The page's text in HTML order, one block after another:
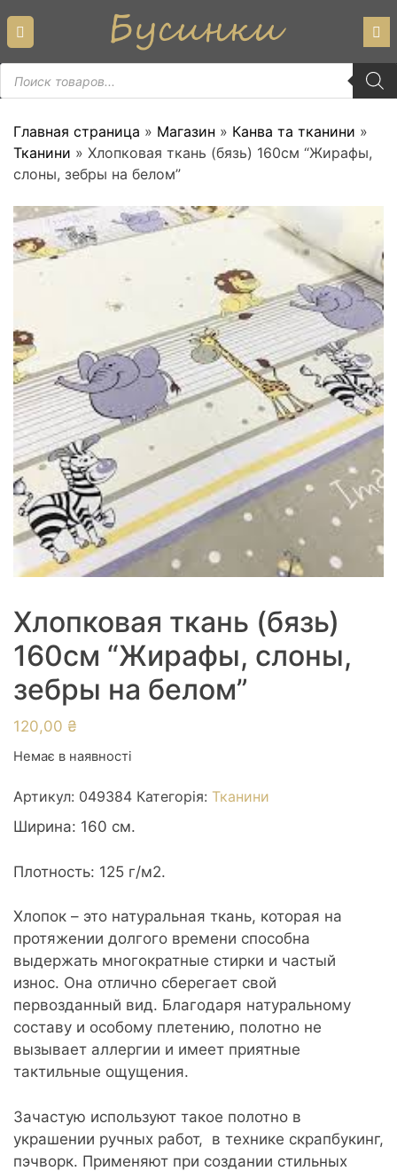
content
Пошук
товарів
Главная страница » Магазин » Канва та тканини »
Тканини » Хлопковая ткань (бязь) 160см “Жирафы,
слоны, зебры на белом”
Хлопковая ткань (бязь)
160см “Жирафы, слоны,
зебры на белом”
120,00 ₴
Немає в наявності
Артикул: 049384 Категорія: Тканини
Ширина: 160 см.
Плотность: 125 г/м2.
Хлопок – это натуральная ткань, которая на
протяжении долгого времени способна
выдержать многократные стирки и частый
износ. Она отлично сберегает свой
первозданный вид. Благодаря натуральному
составу и особому плетению, полотно не
вызывает аллергии и имеет приятные
тактильные ощущения.
Зачастую используют такое полотно в
украшении ручных работ, в технике скрапбукинг,
пэчворк. Применяют при создании стильных